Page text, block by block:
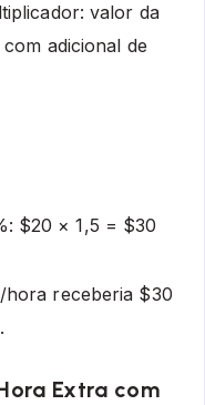
valor da
adicional de
$20 × 1,5 = $30
receberia $30
Extra com